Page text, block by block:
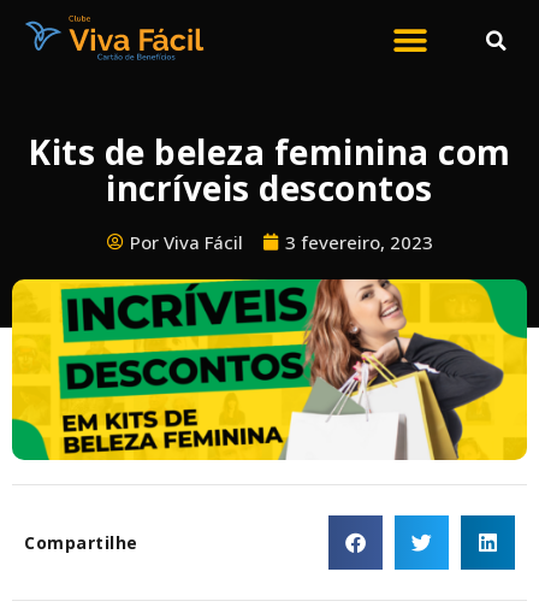
Kits de beleza feminina com
incríveis descontos
Por Viva Fácil 3 fevereiro, 2023
Compartilhe